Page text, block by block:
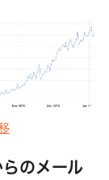
のメール